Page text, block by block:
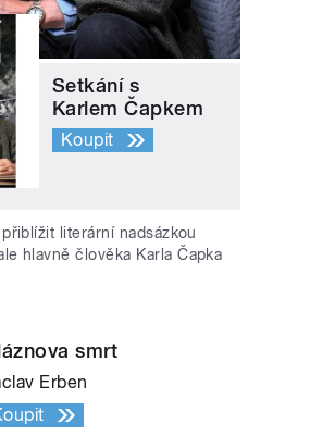
Setkání s
Karlem Čapkem
Koupit
literární nadsázkou
hlavně člověka Karla Čapka
smrt
Erben